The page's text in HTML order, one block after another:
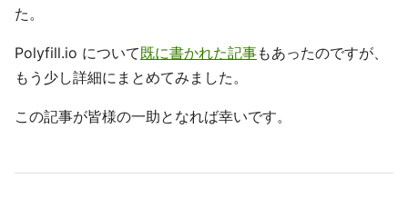
た。
Polyfill.io について既に書かれた記事もあったのですが、
もう少し詳細にまとめてみました。
この記事が皆様の一助となれば幸いです。